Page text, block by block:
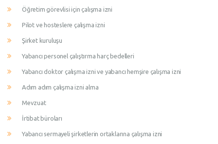
Öğretim görevlisi için çalışma izni
Pilot ve hosteslere çalışma izni
Şirket kuruluşu
Yabancı personel çalıştırma harç bedelleri
Yabancı doktor çalışma izni ve yabancı hemşire çalışma izni
Adım adım çalışma izni alma
Mevzuat
İrtibat büroları
Yabancı sermayeli şirketlerin ortaklarına çalışma izni